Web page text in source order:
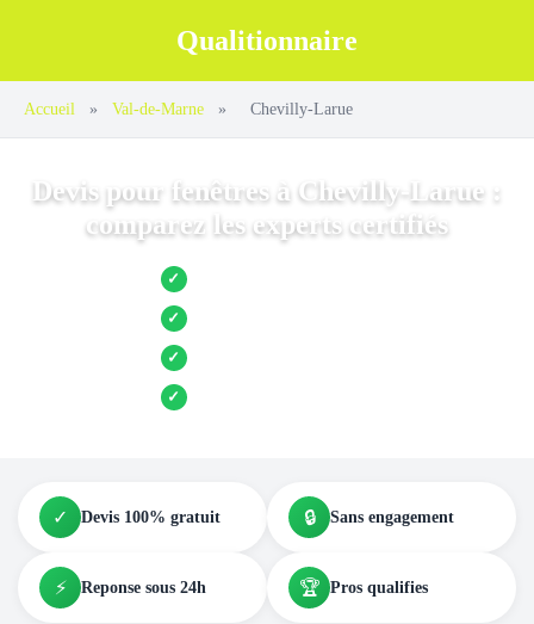
Qualitionnaire
Accueil » Val-de-Marne » Chevilly-Larue
Devis pour fenêtres à Chevilly-Larue :
comparez les experts certifiés
✓ Jusqu’à 3 devis comparés
✓ Entreprises locales vérifiées
✓ Pose garantie
✓ Aides et primes incluses
✓ Devis 100% gratuit 🔒 Sans engagement
⚡ Reponse sous 24h 🏆 Pros qualifies